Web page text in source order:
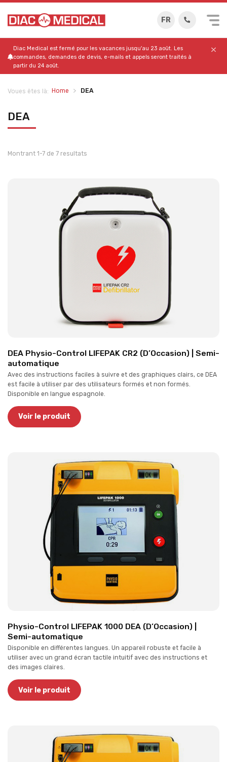
FR
Diac Medical est fermé pour les vacances jusqu'au 23 août. Les
commandes, demandes de devis, e-mails et appels seront traités à
partir du 24 août.
Voues êtes là: Home DEA
DEA
Montrant 1-7 de 7 resultats
DEA Physio-Control LIFEPAK CR2 (D’Occasion) | Semi-
automatique
Avec des instructions faciles à suivre et des graphiques clairs, ce DEA
est facile à utiliser par des utilisateurs formés et non formés.
Disponible en langue espagnole.
Voir le produit
Physio-Control LIFEPAK 1000 DEA (D’Occasion) |
Semi-automatique
Disponible en différentes langues. Un appareil robuste et facile à
utiliser avec un grand écran tactile intuitif avec des instructions et
des images claires.
Voir le produit